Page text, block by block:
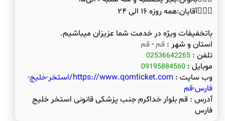
باتخفیفات ویژه در خدمت شما عزیزان میباشیم.
استان و شهر :قم-قم
تلفن :02536642265
موبایل : 09195884560
وب سایت :
https://www.qomticket.com/استخر-خلیج-
فارس-قم
آدرس :قم بلوار خداکرم جنب پزشکی قانونی استخر خلیج
فارس